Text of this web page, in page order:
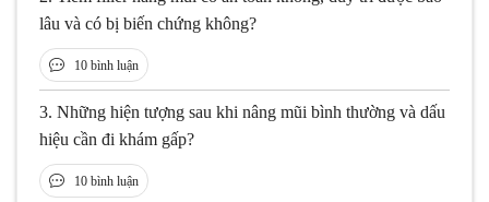
lâu và có bị biến chứng không?
10 bình luận
3. Những hiện tượng sau khi nâng mũi bình thường và dấu
hiệu cần đi khám gấp?
10 bình luận